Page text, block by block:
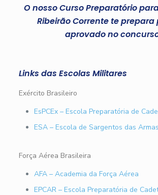
O nosso Curso Preparatório para
Ribeirão Corrente te prepara
aprovado no
Links das Escolas Militares
Exército Brasileiro
EsPCEx – Escola Preparatória de
ESA – Escola de Sargentos das Armas
Força Aérea Brasileira
AFA – Academia da Força Aérea
EPCAR – Escola Preparatória de